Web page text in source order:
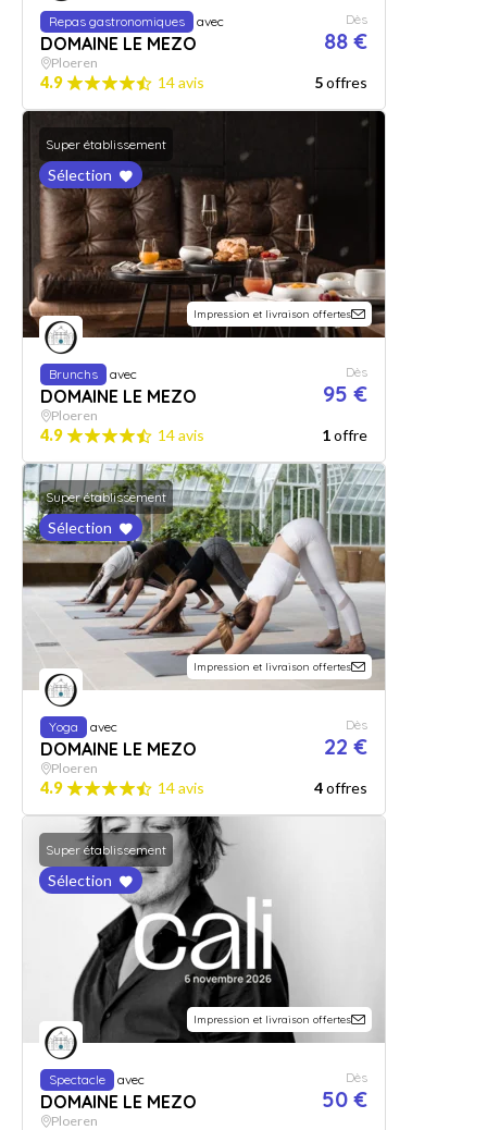
Repas gastronomiques avec
DOMAINE LE MEZO
Dès
88 €
Ploeren
4.9 14 avis 5offres
Super établissement
Sélection
Impression et livraison offertes
Brunchs avec
DOMAINE LE MEZO
Dès
95 €
Ploeren
4.9 14 avis 1offre
Super établissement
Sélection
Impression et livraison offertes
Yoga avec
DOMAINE LE MEZO
Dès
22 €
Ploeren
4.9 14 avis 4offres
Super établissement
Sélection
Impression et livraison offertes
Spectacle avec
DOMAINE LE MEZO
Dès
50 €
Ploeren